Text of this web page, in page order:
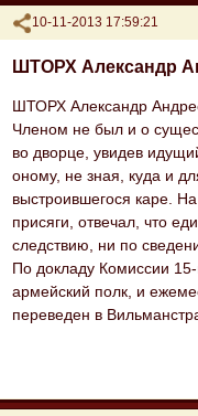
Поделиться
10-11-2013 17:59:21
ШТОРХ Александр
ШТОРХ Александр
Членом не был и о
во дворце, увидев
оному, не зная, куда и
выстроившегося каре.
присяги, отвечал, что
следствию, ни по
По докладу Комиссии
армейский полк, и
переведен в